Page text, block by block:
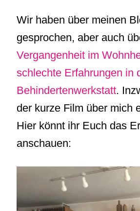
Wir haben über meinen
gesprochen, aber auch
Vergangenheit im
schlechte Erfahrungen in
Behindertenwerkstatt.
der kurze Film über mich
Hier könnt ihr Euch das
anschauen: